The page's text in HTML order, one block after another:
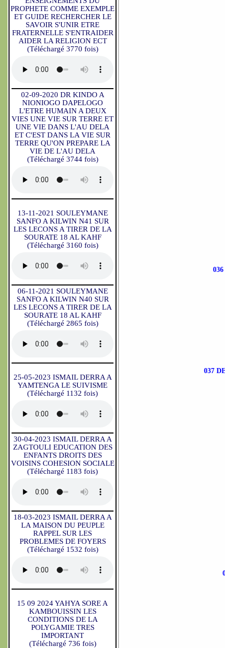
PROPHETE COMME EXEMPLE
ET GUIDE RECHERCHER LE
SAVOIR S'UNIR ETRE
FRATERNELLE S'ENTRAIDER
AIDER LA RELIGION ECT
(Téléchargé 3770 fois)
02-09-2020 DR KINDO A
NIONIOGO DAPELOGO
L'ETRE HUMAIN A DEUX
VIES UNE VIE SUR TERRE ET
UNE VIE DANS L'AU DELA
ET C'EST DANS LA VIE SUR
TERRE QU'ON PREPARE LA
VIE DE L'AU DELA
(Téléchargé 3744 fois)
13-11-2021 SOULEYMANE
SANFO A KILWIN N41 SUR
LES LECONS A TIRER DE LA
SOURATE 18 AL KAHF
(Téléchargé 3160 fois)
06-11-2021 SOULEYMANE
SANFO A KILWIN N40 SUR
LES LECONS A TIRER DE LA
SOURATE 18 AL KAHF
(Téléchargé 2865 fois)
25-05-2023 ISMAIL DERRA A
YAMTENGA LE SUIVISME
(Téléchargé 1132 fois)
30-04-2023 ISMAIL DERRA A
ZAGTOULI EDUCATION DES
ENFANTS DROITS DES
VOISINS COHESION SOCIALE
(Téléchargé 1183 fois)
18-03-2023 ISMAIL DERRA A
LA MAISON DU PEUPLE
RAPPEL SUR LES
PROBLEMES DE FOYERS
(Téléchargé 1532 fois)
15 09 2024 YAHYA SORE A
KAMBOUISSIN LES
CONDITIONS DE LA
POLYGAMIE TRES
IMPORTANT
(Téléchargé 736 fois)
037